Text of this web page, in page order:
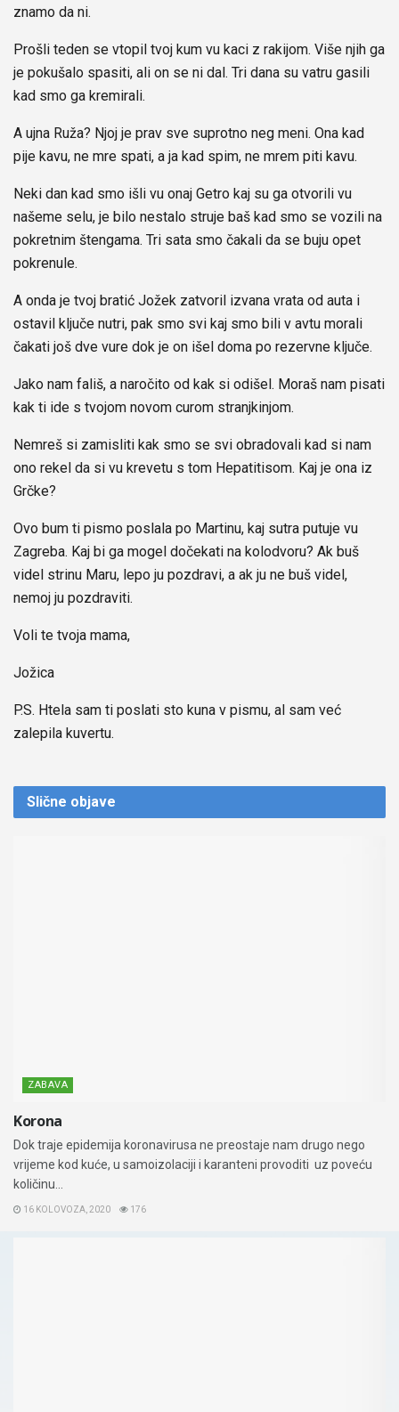
znamo da ni.
Prošli teden se vtopil tvoj kum vu kaci z rakijom. Više njih ga
je pokušalo spasiti, ali on se ni dal. Tri dana su vatru gasili
kad smo ga kremirali.
A ujna Ruža? Njoj je prav sve suprotno neg meni. Ona kad
pije kavu, ne mre spati, a ja kad spim, ne mrem piti kavu.
Neki dan kad smo išli vu onaj Getro kaj su ga otvorili vu
našeme selu, je bilo nestalo struje baš kad smo se vozili na
pokretnim štengama. Tri sata smo čakali da se buju opet
pokrenule.
A onda je tvoj bratić Jožek zatvoril izvana vrata od auta i
ostavil ključe nutri, pak smo svi kaj smo bili v avtu morali
čakati još dve vure dok je on išel doma po rezervne ključe.
Jako nam fališ, a naročito od kak si odišel. Moraš nam pisati
kak ti ide s tvojom novom curom stranjkinjom.
Nemreš si zamisliti kak smo se svi obradovali kad si nam
ono rekel da si vu krevetu s tom Hepatitisom. Kaj je ona iz
Grčke?
Ovo bum ti pismo poslala po Martinu, kaj sutra putuje vu
Zagreba. Kaj bi ga mogel dočekati na kolodvoru? Ak buš
videl strinu Maru, lepo ju pozdravi, a ak ju ne buš videl,
nemoj ju pozdraviti.
Voli te tvoja mama,
Jožica
P.S. Htela sam ti poslati sto kuna v pismu, al sam već
zalepila kuvertu.
Slične objave
ZABAVA
Korona
Dok traje epidemija koronavirusa ne preostaje nam drugo nego
vrijeme kod kuće, u samoizolaciji i karanteni provoditi uz poveću
količinu...
16 KOLOVOZA, 2020 176